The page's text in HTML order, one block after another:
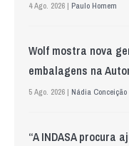
4 Ago. 2026 | Paulo Homem
Wolf mostra nova
embalagens na
5 Ago. 2026 | Nádia Conceição
“A INDASA procura